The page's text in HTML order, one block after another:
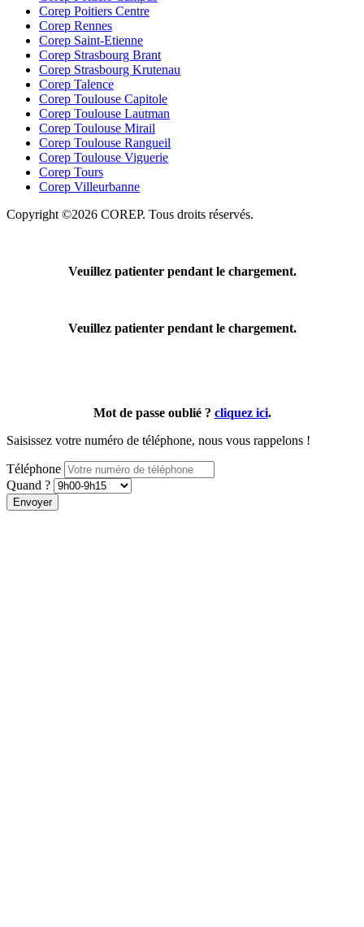
Corep Poitiers Centre
Corep Rennes
Corep Saint-Etienne
Corep Strasbourg Brant
Corep Strasbourg Krutenau
Corep Talence
Corep Toulouse Capitole
Corep Toulouse Lautman
Corep Toulouse Mirail
Corep Toulouse Rangueil
Corep Toulouse Viguerie
Corep Tours
Corep Villeurbanne
Copyright ©2026 COREP. Tous droits réservés.
Veuillez patienter pendant le chargement.
Veuillez patienter pendant le chargement.
Mot de passe oublié ? cliquez ici.
Saisissez votre numéro de téléphone, nous vous rappelons !
Téléphone
Quand ?
Envoyer